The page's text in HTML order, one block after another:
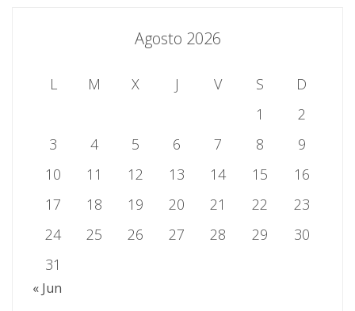
Agosto 2026
L M X J V S
D
1
2
3
4 5 6 7 8
9
10
11 12 13 14 15
16
17
18 19 20 21 22
23
24
25 26 27 28 29
30
31
« Jun